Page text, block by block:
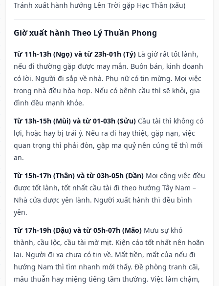
Tránh xuất hành hướng Lên Trời gặp Hạc Thần (xấu)
Giờ xuất hành Theo Lý Thuần Phong
Từ 11h-13h (Ngọ) và từ 23h-01h (Tý) Là giờ rất tốt lành,
nếu đi thường gặp được may mắn. Buôn bán, kinh doanh
có lời. Người đi sắp về nhà. Phụ nữ có tin mừng. Mọi việc
trong nhà đều hòa hợp. Nếu có bệnh cầu thì sẽ khỏi, gia
đình đều mạnh khỏe.
Từ 13h-15h (Mùi) và từ 01-03h (Sửu) Cầu tài thì không có
lợi, hoặc hay bị trái ý. Nếu ra đi hay thiệt, gặp nạn, việc
quan trọng thì phải đòn, gặp ma quỷ nên cúng tế thì mới
an.
Từ 15h-17h (Thân) và từ 03h-05h (Dần) Mọi công việc đều
được tốt lành, tốt nhất cầu tài đi theo hướng Tây Nam –
Nhà cửa được yên lành. Người xuất hành thì đều bình
yên.
Từ 17h-19h (Dậu) và từ 05h-07h (Mão) Mưu sự khó
thành, cầu lộc, cầu tài mờ mịt. Kiện cáo tốt nhất nên hoãn
lại. Người đi xa chưa có tin về. Mất tiền, mất của nếu đi
hướng Nam thì tìm nhanh mới thấy. Đề phòng tranh cãi,
mâu thuẫn hay miệng tiếng tầm thường. Việc làm chậm,